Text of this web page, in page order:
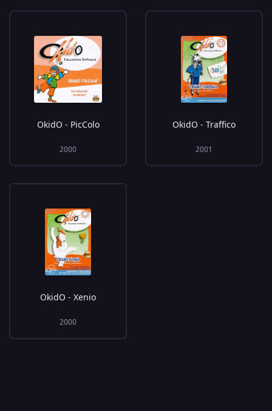
OkidO - PicColo
2000
OkidO - Traffico
2001
OkidO - Xenio
2000